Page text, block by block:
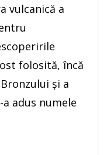
vulcanică a
folosită, încă
şi a
adus numele